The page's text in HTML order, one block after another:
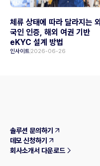
체류 상태에 따라 달라지는 외
국인 인증, 해외 여권 기반
eKYC 설계 방법
인사이트 2026-06-26
솔루션 문의하기
데모 신청하기
회사소개서 다운로드